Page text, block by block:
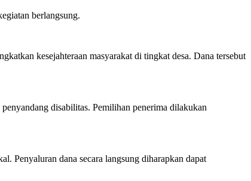
berlangsung.
kesejahteraan masyarakat di tingkat desa. Dana tersebut
disabilitas. Pemilihan penerima dilakukan
Penyaluran dana secara langsung diharapkan dapat